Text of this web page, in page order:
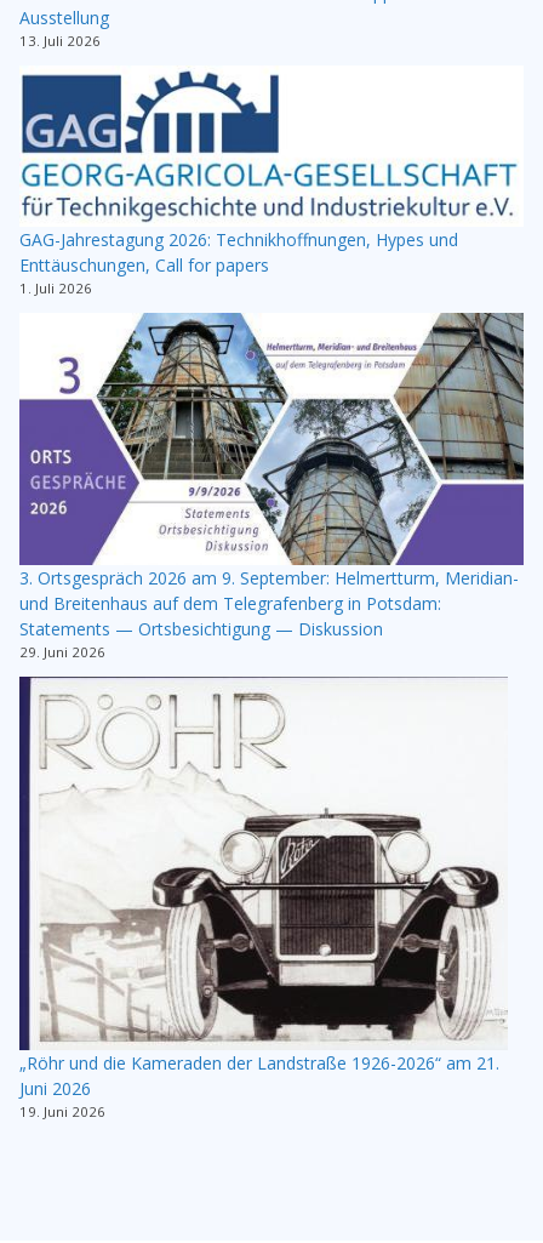
Ausstellung
13. Juli 2026
GAG-Jahrestagung 2026: Technikhoffnungen, Hypes und
Enttäuschungen, Call for papers
1. Juli 2026
3. Ortsgespräch 2026 am 9. September: Helmertturm, Meridian-
und Breitenhaus auf dem Telegrafenberg in Potsdam:
Statements — Ortsbesichtigung — Diskussion
29. Juni 2026
„Röhr und die Kameraden der Landstraße 1926-2026“ am 21.
Juni 2026
19. Juni 2026